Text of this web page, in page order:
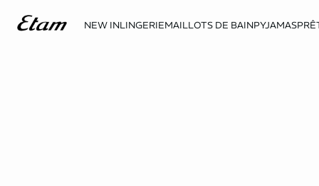
NEW INLINGERIEMAILLOTS DE BAINPYJAMAS